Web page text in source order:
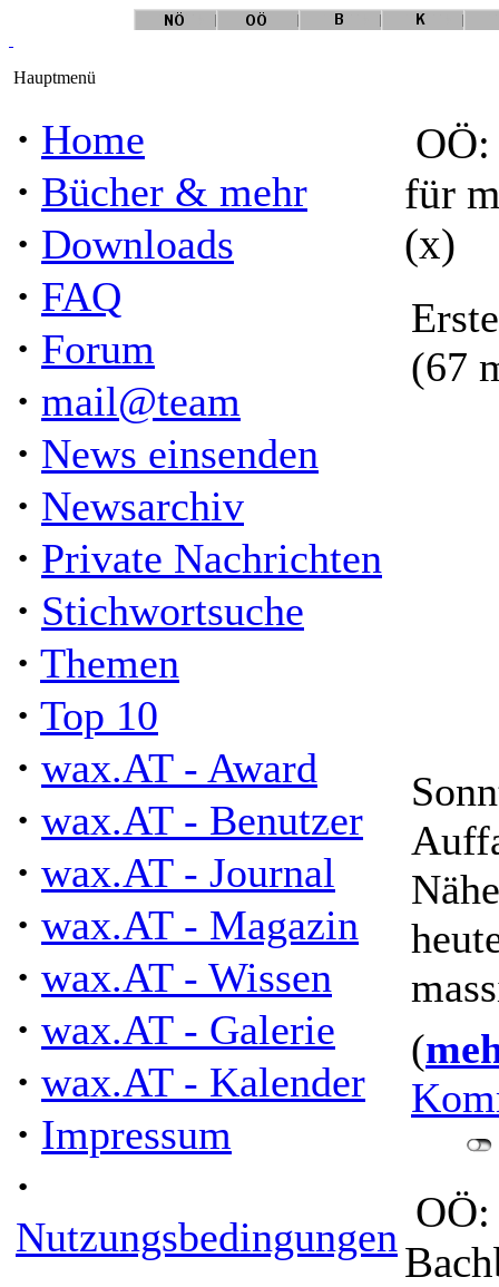
Hauptmenü
· Home
· Bücher & mehr
· Downloads
· FAQ
· Forum
· mail@team
· News einsenden
· Newsarchiv
· Private Nachrichten
· Stichwortsuche
· Themen
· Top 10
· wax.AT - Award
· wax.AT - Benutzer
· wax.AT - Journal
· wax.AT - Magazin
· wax.AT - Wissen
· wax.AT - Galerie
· wax.AT - Kalender
· Impressum
·
Nutzungsbedingungen
für
(x)
(67
(